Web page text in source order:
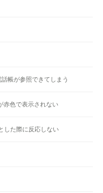
帳が参照できてしまう
赤色で表示されない
した際に反応しない